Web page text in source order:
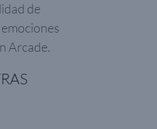
de
Arcade.